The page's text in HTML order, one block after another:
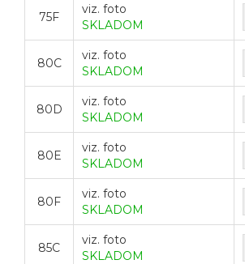
75F
viz. foto
SKLADOM
80C
viz. foto
SKLADOM
80D
viz. foto
SKLADOM
80E
viz. foto
SKLADOM
80F
viz. foto
SKLADOM
85C
viz. foto
SKLADOM